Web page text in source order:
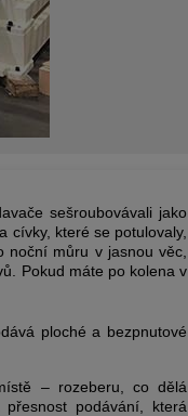
sešroubovávali jako
cívky, které se potulovaly,
noční můru v jasnou věc,
Pokud máte po kolena v
ploché a bezpnutové
– rozeberu, co dělá
podávání, která